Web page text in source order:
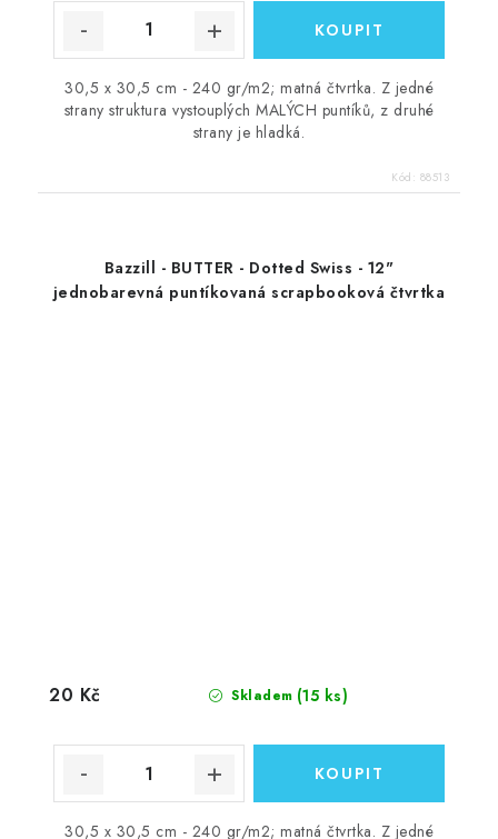
30,5 x 30,5 cm - 240 gr/m2; matná čtvrtka. Z jedné
strany struktura vystouplých MALÝCH puntíků, z druhé
strany je hladká.
Kód: 88513
Bazzill - BUTTER - Dotted Swiss - 12"
jednobarevná puntíkovaná scrapbooková čtvrtka
Skladem (15 ks)
20 Kč
30,5 x 30,5 cm - 240 gr/m2; matná čtvrtka. Z jedné